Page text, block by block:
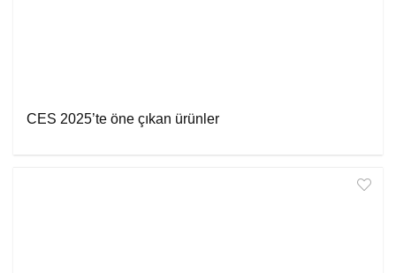
CES 2025’te öne çıkan ürünler